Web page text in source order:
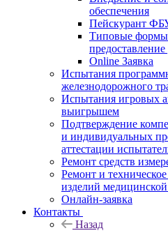
обеспечения
Пейскурант
Типовые формы
предоставление
Online Заявка
Испытания
железнодорожного
Испытания игровых
выигрышем
Подтверждение
и индивидуальных
аттестации
Ремонт средств
Ремонт и
изделий
Онлайн-заявка
Контакты
Назад